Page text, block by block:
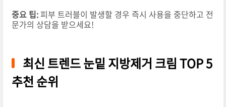
중요 팁:피부 트러블이 발생할 경우 즉시 사용을 중단하고 전
문가의 상담을 받으세요!
최신 트렌드 눈밑 지방제거 크림 TOP 5
추천 순위